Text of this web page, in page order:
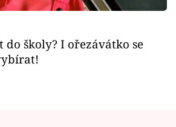
do školy? I ořezávátko se